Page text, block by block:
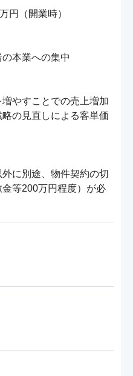
円（開業時）
の本業への集中
増やすことでの売上増加
略の見直しによる客単価
に別途、物件契約の切
等200万円程度）が必